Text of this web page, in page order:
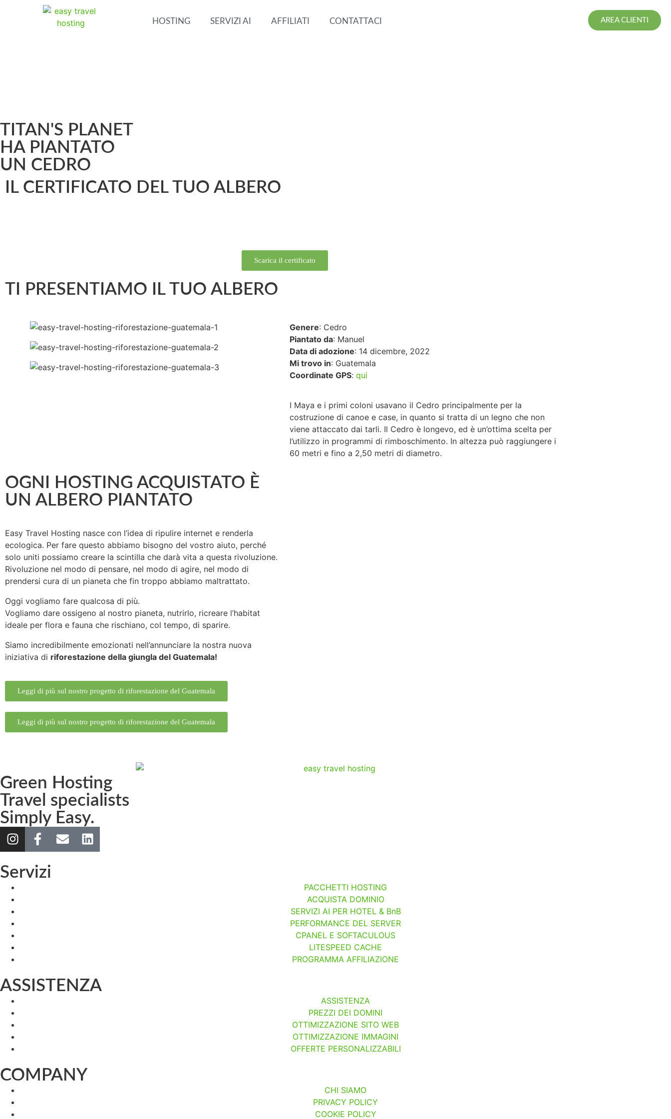
HOSTING SERVIZI AI AFFILIATI CONTATTACI AREA CLIENTI
TITAN'S PLANET
HA PIANTATO
UN CEDRO
IL CERTIFICATO DEL TUO ALBERO
Scarica il certificato
TI PRESENTIAMO IL TUO ALBERO
Genere: Cedro
Piantato da: Manuel
Data di adozione: 14 dicembre, 2022
Mi trovo in: Guatemala
Coordinate GPS: qui
I Maya e i primi coloni usavano il Cedro principalmente per la
costruzione di canoe e case, in quanto si tratta di un legno che non
viene attaccato dai tarli. Il Cedro è longevo, ed è un’ottima scelta per
l’utilizzo in programmi di rimboschimento. In altezza può raggiungere i
60 metri e fino a 2,50 metri di diametro.
OGNI HOSTING ACQUISTATO È
UN ALBERO PIANTATO
Easy Travel Hosting nasce con l’idea di ripulire internet e renderla
ecologica. Per fare questo abbiamo bisogno del vostro aiuto, perché
solo uniti possiamo creare la scintilla che darà vita a questa rivoluzione.
Rivoluzione nel modo di pensare, nel modo di agire, nel modo di
prendersi cura di un pianeta che fin troppo abbiamo maltrattato.
Oggi vogliamo fare qualcosa di più.
Vogliamo dare ossigeno al nostro pianeta, nutrirlo, ricreare l’habitat
ideale per flora e fauna che rischiano, col tempo, di sparire.
Siamo incredibilmente emozionati nell’annunciare la nostra nuova
iniziativa di riforestazione della giungla del Guatemala!
Leggi di più sul nostro progetto di riforestazione del Guatemala
Leggi di più sul nostro progetto di riforestazione del Guatemala
Green Hosting
Travel specialists
Simply Easy.
Servizi
PACCHETTI HOSTING
ACQUISTA DOMINIO
SERVIZI AI PER HOTEL & BnB
PERFORMANCE DEL SERVER
CPANEL E SOFTACULOUS
LITESPEED CACHE
PROGRAMMA AFFILIAZIONE
ASSISTENZA
ASSISTENZA
PREZZI DEI DOMINI
OTTIMIZZAZIONE SITO WEB
OTTIMIZZAZIONE IMMAGINI
OFFERTE PERSONALIZZABILI
COMPANY
CHI SIAMO
PRIVACY POLICY
COOKIE POLICY